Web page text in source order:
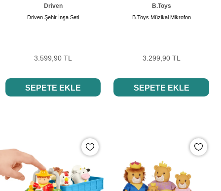
Driven
Driven Şehir İnşa Seti
3.599,90 TL
SEPETE EKLE
B.Toys
B.Toys Müzikal Mikrofon
3.299,90 TL
SEPETE EKLE